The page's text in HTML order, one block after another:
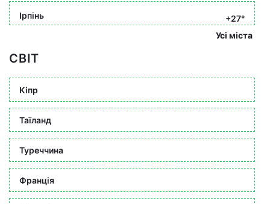
Ірпінь
+27°
Усі міста
СВІТ
Кіпр
Таїланд
Туреччина
Франція